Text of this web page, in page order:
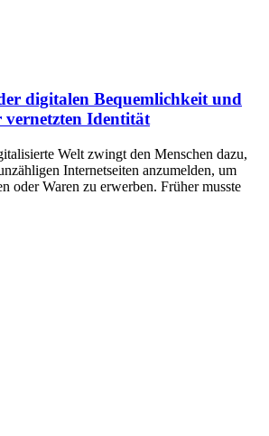
digitalen Bequemlichkeit und
vernetzten Identität
Welt zwingt den Menschen dazu,
Internetseiten anzumelden, um
oder Waren zu erwerben. Früher musste